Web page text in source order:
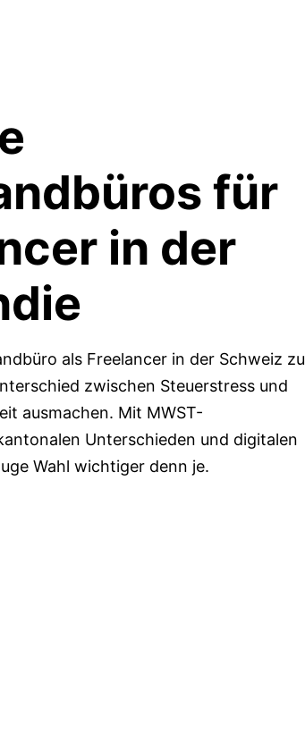
für
in der
als Freelancer in der Schweiz zu
zwischen Steuerstress und
ausmachen. Mit MWST-
Unterschieden und digitalen
Wahl wichtiger denn je.